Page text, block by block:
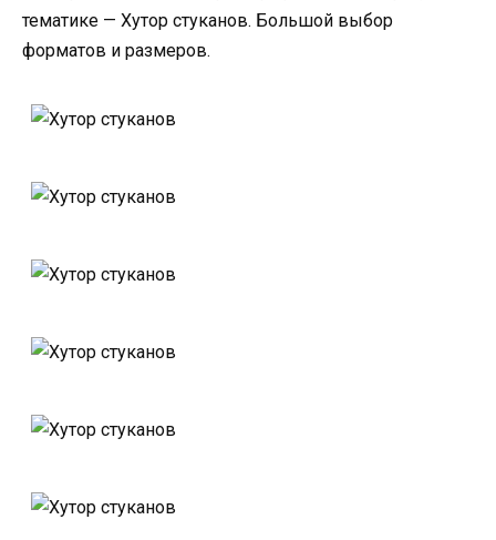
тематике — Хутор стуканов. Большой выбор
форматов и размеров.